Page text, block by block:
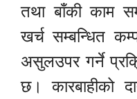
तथा बाँकी काम
खर्च सम्बन्धित
असुलउपर गर्ने
छ। कारबाहीको